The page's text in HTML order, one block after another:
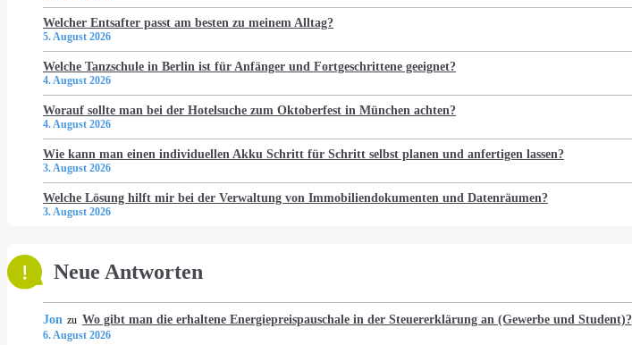
Welcher Entsafter passt am besten zu meinem Alltag?
5. August 2026
Welche Tanzschule in Berlin ist für Anfänger und Fortgeschrittene geeignet?
4. August 2026
Worauf sollte man bei der Hotelsuche zum Oktoberfest in München achten?
4. August 2026
Wie kann man einen individuellen Akku Schritt für Schritt selbst planen und anfertigen lassen?
3. August 2026
Welche Lösung hilft mir bei der Verwaltung von Immobiliendokumenten und Datenräumen?
3. August 2026
Neue Antworten
Jon zu Wo gibt man die erhaltene Energiepreispauschale in der Steuererklärung an (Gewerbe und Student)?
6. August 2026